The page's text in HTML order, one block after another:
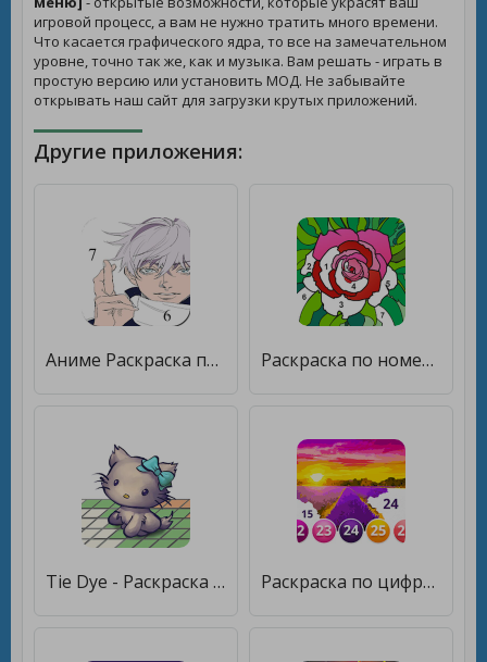
игровой процесс, а вам не нужно тратить много времени.
Что касается графического ядра, то все на замечательном
уровне, точно так же, как и музыка. Вам решать - играть в
простую версию или установить МОД. Не забывайте
открывать наш сайт для загрузки крутых приложений.
Другие приложения:
Аниме Раскраска по Номерам, Аниме Раскраски [Unlocked] Раскраска по номерам - Раскрась по номерам [Без рекламы]
Tie Dye - Раскраска по номерам [Без рекламы] Раскраска по цифрам - Картины по номерам бесплатно [Unlocked]